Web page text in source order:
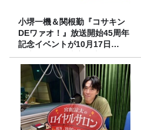
小堺一機＆関根勤『コサキン
DEワァオ！』放送開始45周年
記念イベントが10月17日
（土）に開催決定！本日より
FC先行受付スタート！